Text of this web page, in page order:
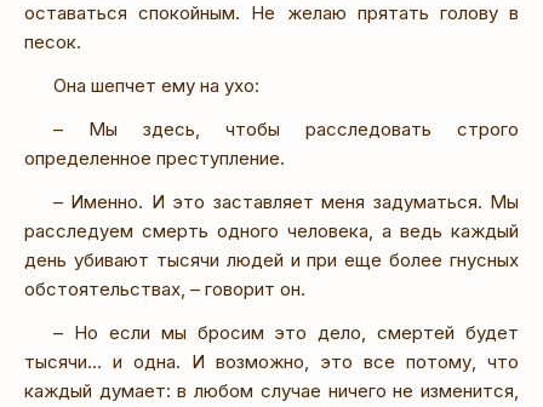
оставаться спокойным. Не желаю прятать голову в
песок.
Она шепчет ему на ухо:
– Мы здесь, чтобы расследовать строго
определенное преступление.
– Именно. И это заставляет меня задуматься. Мы
расследуем смерть одного человека, а ведь каждый
день убивают тысячи людей и при еще более гнусных
обстоятельствах, – говорит он.
– Но если мы бросим это дело, смертей будет
тысячи… и одна. И возможно, это все потому, что
каждый думает: в любом случае ничего не изменится,